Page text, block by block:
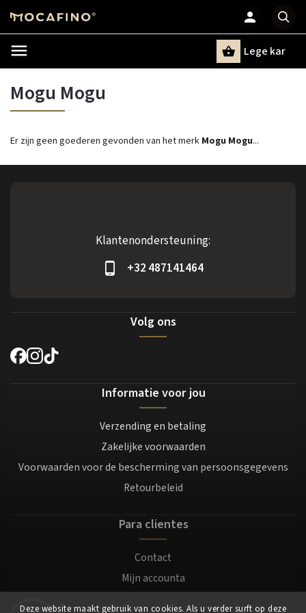
Deze website maakt gebruik van cookies. Als u verder surft op deze
Lege kar
Mogu Mogu
Er zijn geen goederen gevonden van het merk Mogu Mogu...
Klantenondersteuning:
+32 487141464
Volg ons
Informatie voor jou
Verzending en betaling
Zakelijke voorwaarden
Voorwaarden voor de bescherming van persoonsgegevens
Retourbeleid
Para clientes
Contact
Mijn accounta